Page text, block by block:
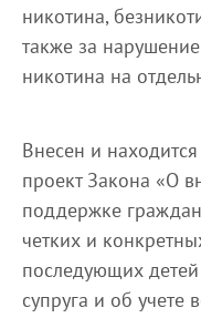
никотина,
также за
никотина на
Внесен и
проект Закона «О
поддержке
четких и
последующих
супруга и об учете